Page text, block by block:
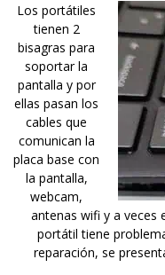
Los portátiles
tienen 2
bisagras para
soportar la
pantalla y por
ellas pasan los
cables que
comunican la
placa base con
la pantalla,
webcam,
antenas wifi y a veces
portátil tiene
reparación, se